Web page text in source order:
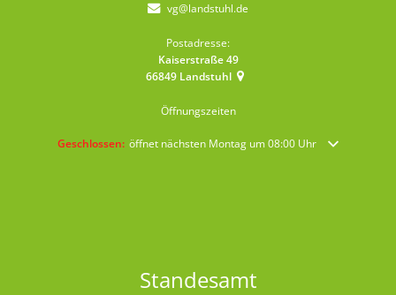
vg@landstuhl.de
Postadresse:
Kaiserstraße 49
66849 Landstuhl
Öffnungszeiten
Klicken, um weitere Öffnungs- oder Schließzeiten auszublenden
Geschlossen: öffnet nächsten Montag um 08:00 Uhr
Standesamt